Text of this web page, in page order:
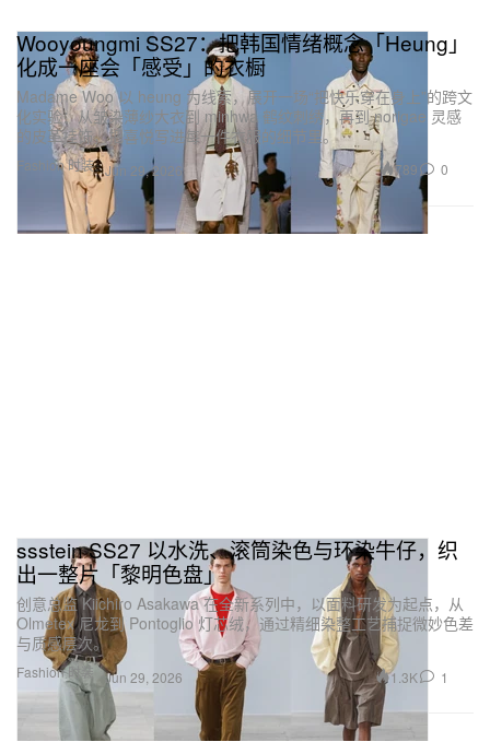
Fashion 时装
Wooyoungmi SS27：把韩国情绪概念「Heung」
化成一座会「感受」的衣橱
Madame Woo 以 heung 为线索，展开一场“把快乐穿在身上”的跨文
化实验：从皱染薄纱大衣到 minhwa 鹤纹刺绣，再到 norigae 灵感
的皮革挂饰，把喜悦写进每一件衣服的细节里。
Jun 29, 2026 789 0
Fashion 时装
ssstein SS27 以水洗、滚筒染色与环染牛仔，织
出一整片「黎明色盘」
创意总监 Kiichiro Asakawa 在全新系列中，以面料研发为起点，从
Olmetex 尼龙到 Pontoglio 灯芯绒，通过精细染整工艺捕捉微妙色差
与质感层次。
Jun 29, 2026 1.3K 1